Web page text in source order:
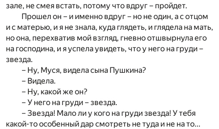
зале, не смея встать, потому что вдруг – пройдет.
Прошел он – и именно вдруг – но не один, а с отцом
и с матерью, и я не знала, куда глядеть, и глядела на мать,
но она, перехватив мой взгляд, гневно отшвырнула его
на господина, и я успела увидеть, что у него на груди –
звезда.
– Ну, Муся, видела сына Пушкина?
– Видела.
– Ну, какой же он?
– У него на груди – звезда.
– Звезда! Мало ли у кого на груди звезда! У тебя
какой-то особенный дар смотреть не туда и не на то...